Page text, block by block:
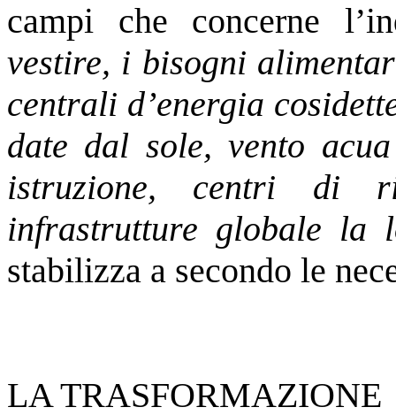
campi che concerne
vestire, i bisogni
centrali d’energia
date dal sole, vento
istruzione, centri di
infrastrutture globale la
stabilizza a secondo le
LA TRASFORMAZIONE